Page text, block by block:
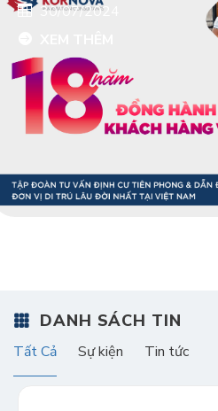
30/07/2024
DANH SÁCH TIN
Tất Cả Sự kiện Tin tức